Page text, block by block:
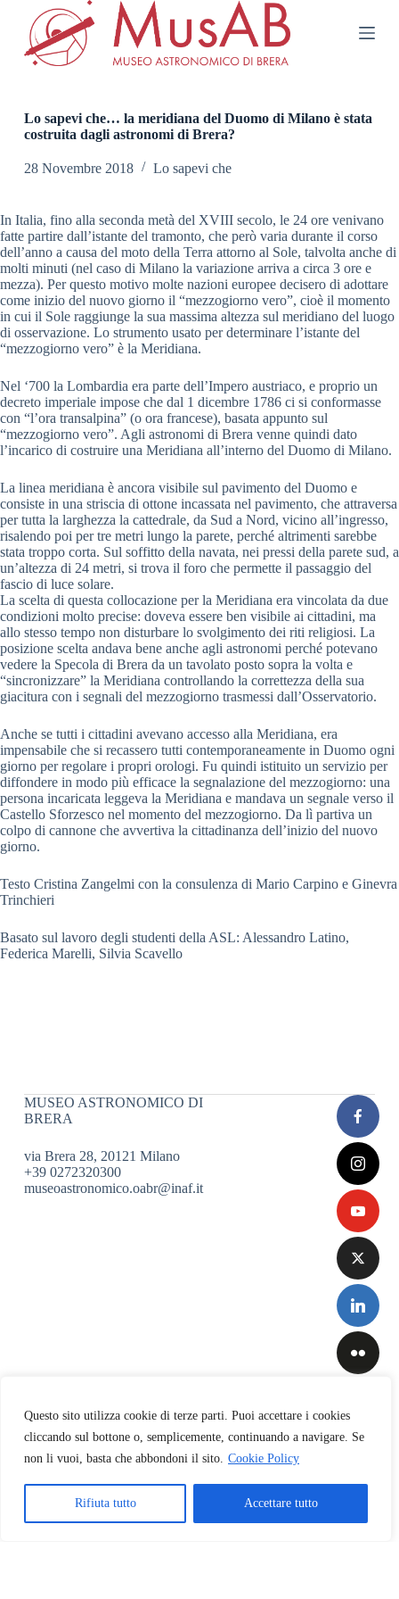
Questo sito utilizza cookie di terze parti. Puoi accettare i cookies
cliccando sul bottone o, semplicemente, continuando a navigare. Se
non li vuoi, basta che abbondoni il sito. Cookie Policy
Rifiuta tutto Accettare tutto
u
t
o
Lo sapevi che… la meridiana del Duomo di Milano è stata
costruita dagli astronomi di Brera?
28 Novembre 2018 Lo sapevi che
In Italia, fino alla seconda metà del XVIII secolo, le 24 ore venivano
fatte partire dall’istante del tramonto, che però varia durante il corso
dell’anno a causa del moto della Terra attorno al Sole, talvolta anche di
molti minuti (nel caso di Milano la variazione arriva a circa 3 ore e
mezza). Per questo motivo molte nazioni europee decisero di adottare
come inizio del nuovo giorno il “mezzogiorno vero”, cioè il momento
in cui il Sole raggiunge la sua massima altezza sul meridiano del luogo
di osservazione. Lo strumento usato per determinare l’istante del
“mezzogiorno vero” è la Meridiana.
Nel ‘700 la Lombardia era parte dell’Impero austriaco, e proprio un
decreto imperiale impose che dal 1 dicembre 1786 ci si conformasse
con “l’ora transalpina” (o ora francese), basata appunto sul
“mezzogiorno vero”. Agli astronomi di Brera venne quindi dato
l’incarico di costruire una Meridiana all’interno del Duomo di Milano.
La linea meridiana è ancora visibile sul pavimento del Duomo e
consiste in una striscia di ottone incassata nel pavimento, che attraversa
per tutta la larghezza la cattedrale, da Sud a Nord, vicino all’ingresso,
risalendo poi per tre metri lungo la parete, perché altrimenti sarebbe
stata troppo corta. Sul soffitto della navata, nei pressi della parete sud, a
un’altezza di 24 metri, si trova il foro che permette il passaggio del
fascio di luce solare.
La scelta di questa collocazione per la Meridiana era vincolata da due
condizioni molto precise: doveva essere ben visibile ai cittadini, ma
allo stesso tempo non disturbare lo svolgimento dei riti religiosi. La
posizione scelta andava bene anche agli astronomi perché potevano
vedere la Specola di Brera da un tavolato posto sopra la volta e
“sincronizzare” la Meridiana controllando la correttezza della sua
giacitura con i segnali del mezzogiorno trasmessi dall’Osservatorio.
Anche se tutti i cittadini avevano accesso alla Meridiana, era
impensabile che si recassero tutti contemporaneamente in Duomo ogni
giorno per regolare i propri orologi. Fu quindi istituito un servizio per
diffondere in modo più efficace la segnalazione del mezzogiorno: una
persona incaricata leggeva la Meridiana e mandava un segnale verso il
Castello Sforzesco nel momento del mezzogiorno. Da lì partiva un
colpo di cannone che avvertiva la cittadinanza dell’inizio del nuovo
giorno.
Testo Cristina Zangelmi con la consulenza di Mario Carpino e Ginevra
Trinchieri
Basato sul lavoro degli studenti della ASL: Alessandro Latino,
Federica Marelli, Silvia Scavello
MUSEO ASTRONOMICO DI
BRERA
via Brera 28, 20121 Milano
+39 0272320300
museoastronomico.oabr@inaf.it
&